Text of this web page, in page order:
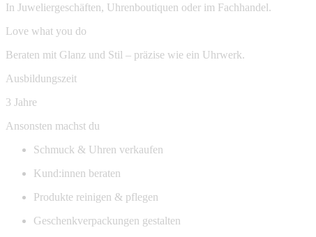
In Juweliergeschäften, Uhrenboutiquen oder im Fachhandel.
Love what you do
Beraten mit Glanz und Stil – präzise wie ein Uhrwerk.
Ausbildungszeit
3 Jahre
Ansonsten machst du
Schmuck & Uhren verkaufen
Kund:innen beraten
Produkte reinigen & pflegen
Geschenkverpackungen gestalten